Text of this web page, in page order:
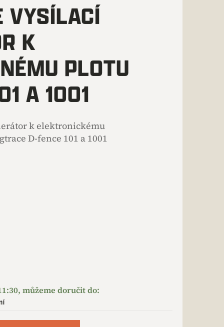
VYSÍLACÍ
K
PLOTU
A 1001
k elektronickému
D-fence 101 a 1001